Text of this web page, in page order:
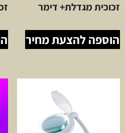
זכוכית מגדלת+ דימר
הוספה להצעת מחיר